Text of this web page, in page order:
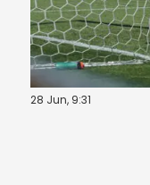
28 Jun, 9:31